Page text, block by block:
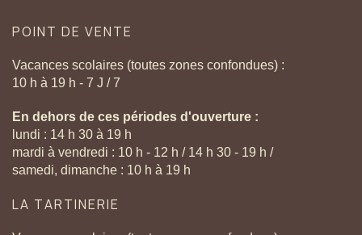
POINT DE VENTE
Vacances scolaires (toutes zones confondues) :
10 h à 19 h - 7 J / 7
En dehors de ces périodes d'ouverture :
lundi : 14 h 30 à 19 h
mardi à vendredi : 10 h - 12 h / 14 h 30 - 19 h /
samedi, dimanche : 10 h à 19 h
LA TARTINERIE